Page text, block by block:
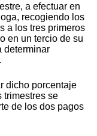
a efectuar en
recogiendo los
a los tres primeros
en un tercio de su
determinar
dicho porcentaje
trimestres se
de los dos pagos